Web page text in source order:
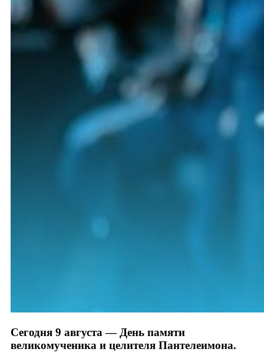
Сегодня 9 августа — День памяти
великомученика и целителя Пантелеимона.